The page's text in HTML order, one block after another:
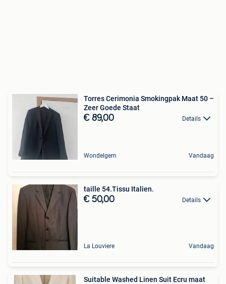
Torres Cerimonia Smokingpak Maat 50 –
Zeer Goede Staat
€ 89,00 Details
Wondelgem Vandaag
taille 54.Tissu Italien.
€ 50,00 Details
La Louviere Vandaag
Suitable Washed Linen Suit Ecru maat